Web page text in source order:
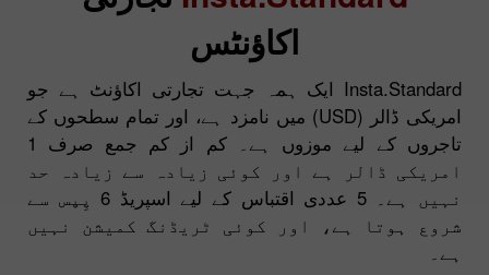
اکاؤنٹس
Insta.Standard ایک ہمہ جہت تجارتی اکاؤنٹ ہے جو
امریکی ڈالر (USD) میں نامزد ہے، اور تمام سطحوں کے
تاجروں کے لیے موزوں ہے۔ کم از کم جمع صرف 1
امریکی ڈالر ہے اور کوئی زیادہ سے زیادہ حد
نہیں ہے۔ 5 عددی اقتباس کے لیے اسپریڈ 6 پِپس سے
شروع ہوتا ہے، اور کوئی ٹریڈنگ کمیشن نہیں
ہے۔